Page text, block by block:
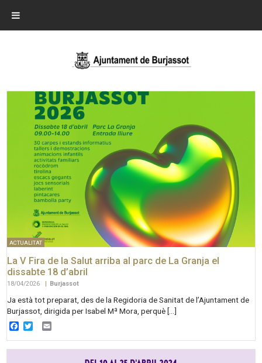
ACTUALITAT
La V Fira de la Salut arriba al parc de La Granja el
dissabte 18 d’abril
18/04/2026 Burjassot
Ja està tot preparat, des de la Regidoria de Sanitat de l’Ajuntament de
Burjassot, dirigida per Isabel Mª Mora, perquè […]
Facebook
Twitter